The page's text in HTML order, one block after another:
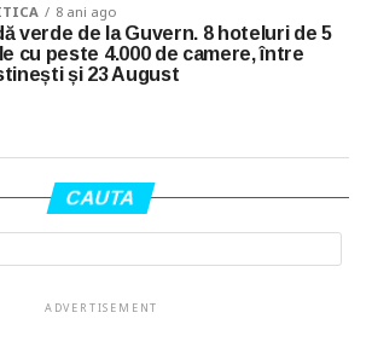
8 ani ago
verde de la Guvern. 8 hoteluri de 5
cu peste 4.000 de camere, între
și 23 August
CAUTA
ADVERTISEMENT